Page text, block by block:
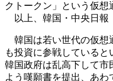
クトークン」という仮想
以上、韓国・中央日報
韓国は若い世代の仮想
も投資に参戦していると
韓国政府は乱高下して市
よう嘆願書を提出、あわ